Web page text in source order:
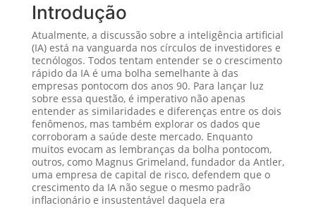
Introdução
Atualmente, a discussão sobre a inteligência artificial
(IA) está na vanguarda nos círculos de investidores e
tecnólogos. Todos tentam entender se o crescimento
rápido da IA é uma bolha semelhante à das
empresas pontocom dos anos 90. Para lançar luz
sobre essa questão, é imperativo não apenas
entender as similaridades e diferenças entre os dois
fenômenos, mas também explorar os dados que
corroboram a saúde deste mercado. Enquanto
muitos evocam as lembranças da bolha pontocom,
outros, como Magnus Grimeland, fundador da Antler,
uma empresa de capital de risco, defendem que o
crescimento da IA não segue o mesmo padrão
inflacionário e insustentável daquela era